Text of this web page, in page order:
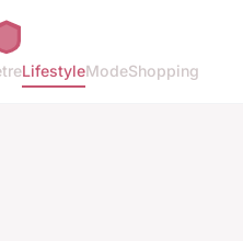
LifestyleModeShopping